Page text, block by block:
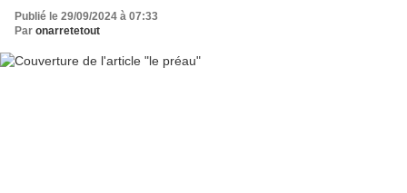
Publié le 29/09/2024 à 07:33
Par onarretetout